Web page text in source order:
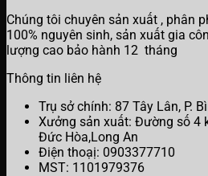
Chúng tôi chuyên sản xuất , phân
100% nguyên sinh, sản xuất gia
lượng cao bảo hành 12 tháng
Thông tin liên hệ
Trụ sở chính: 87 Tây Lân, P.
Xưởng sản xuất: Đường số 4
Đức Hòa,Long An
Điện thoạị: 0903377710
MST: 1101979376